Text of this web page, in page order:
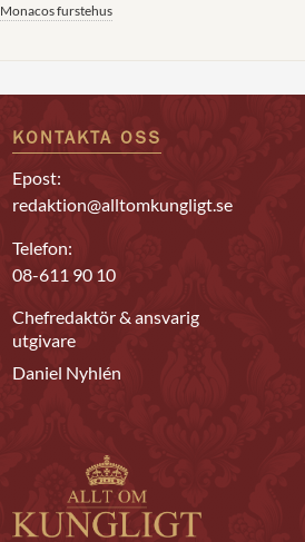
Monacos furstehus
KONTAKTA OSS
Epost:
redaktion@alltomkungligt.se
Telefon:
08-611 90 10
Chefredaktör & ansvarig
utgivare
Daniel Nyhlén